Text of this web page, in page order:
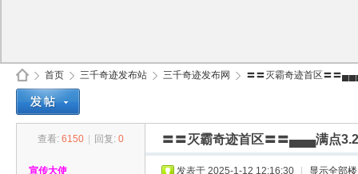
首页
›
三千奇迹发布站 三千奇迹发布网
›
〓〓灭霸奇迹首区〓〓
查看: 6150 回复: 0 〓〓灭霸奇迹首区〓〓▄▄▄满点
宣传大使 发表于 2025-1-12 12:16:30 显示全部